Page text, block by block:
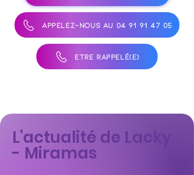
APPELEZ-NOUS AU 04 91 91 47 05
ÊTRE RAPPELÉ(E)
L'actualité de Lacky
- Miramas